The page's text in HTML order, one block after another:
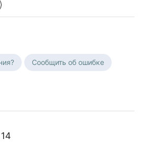
Сообщить об ошибке
14